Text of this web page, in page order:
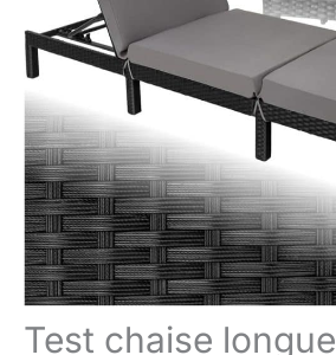
Test chaise